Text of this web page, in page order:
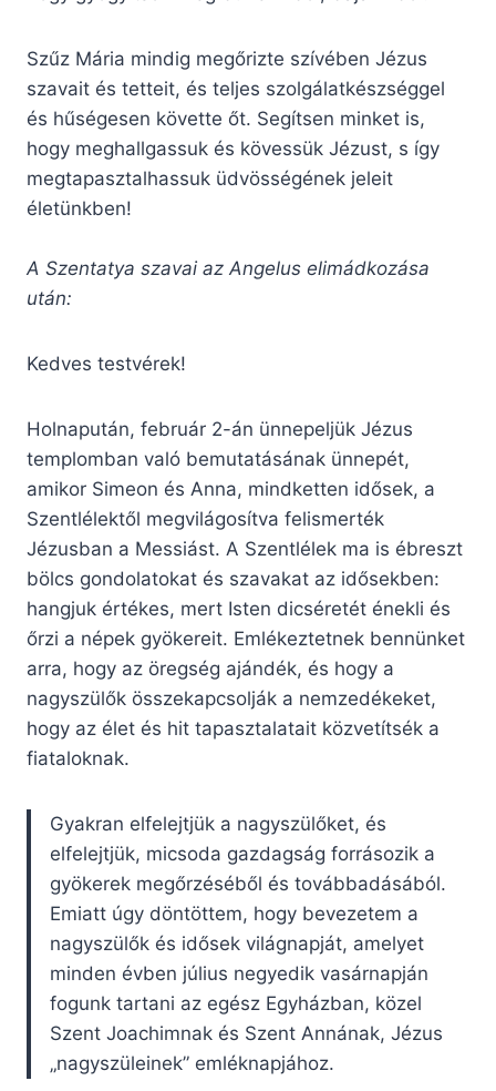
Szűz Mária mindig megőrizte szívében Jézus
szavait és tetteit, és teljes szolgálatkészséggel
és hűségesen követte őt. Segítsen minket is,
hogy meghallgassuk és kövessük Jézust, s így
megtapasztalhassuk üdvösségének jeleit
életünkben!
A Szentatya szavai az Angelus elimádkozása
után:
Kedves testvérek!
Holnapután, február 2-án ünnepeljük Jézus
templomban való bemutatásának ünnepét,
amikor Simeon és Anna, mindketten idősek, a
Szentlélektől megvilágosítva felismerték
Jézusban a Messiást. A Szentlélek ma is ébreszt
bölcs gondolatokat és szavakat az idősekben:
hangjuk értékes, mert Isten dicséretét énekli és
őrzi a népek gyökereit. Emlékeztetnek bennünket
arra, hogy az öregség ajándék, és hogy a
nagyszülők összekapcsolják a nemzedékeket,
hogy az élet és hit tapasztalatait közvetítsék a
fiataloknak.
Gyakran elfelejtjük a nagyszülőket, és
elfelejtjük, micsoda gazdagság forrásozik a
gyökerek megőrzéséből és továbbadásából.
Emiatt úgy döntöttem, hogy bevezetem a
nagyszülők és idősek világnapját, amelyet
minden évben július negyedik vasárnapján
fogunk tartani az egész Egyházban, közel
Szent Joachimnak és Szent Annának, Jézus
„nagyszüleinek” emléknapjához.